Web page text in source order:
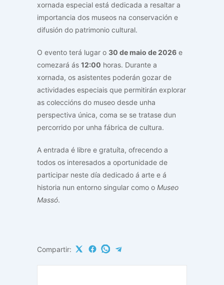
xornada especial está dedicada a resaltar a
importancia dos museos na conservación e
difusión do patrimonio cultural.
O evento terá lugar o 30 de maio de 2026 e
comezará ás 12:00 horas. Durante a
xornada, os asistentes poderán gozar de
actividades especiais que permitirán explorar
as coleccións do museo desde unha
perspectiva única, coma se se tratase dun
percorrido por unha fábrica de cultura.
A entrada é libre e gratuíta, ofrecendo a
todos os interesados a oportunidade de
participar neste día dedicado á arte e á
historia nun entorno singular como o Museo
Massó.
Compartir: